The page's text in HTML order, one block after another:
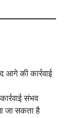
आगे की कार्रवाई
संभव
जा सकता है